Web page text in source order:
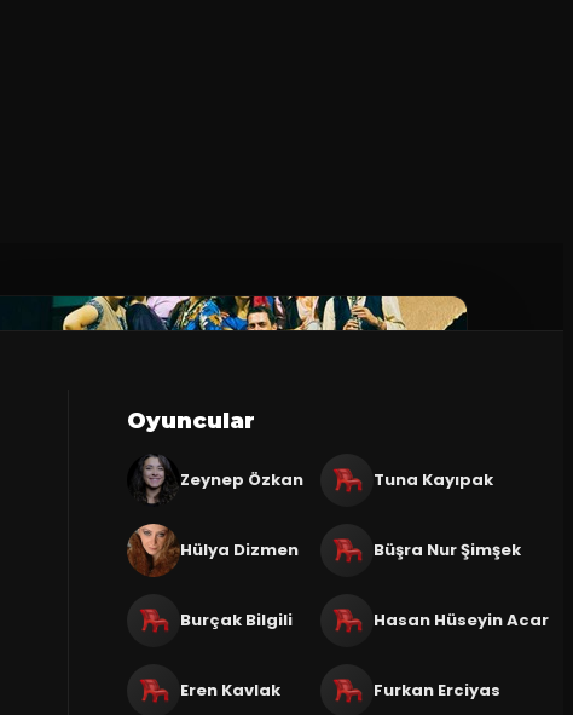
Oyuncular
Zeynep Özkan Tuna Kayıpak
Hülya Dizmen Büşra Nur Şimşek
Burçak Bilgili Hasan Hüseyin Acar
Eren Kavlak Furkan Erciyas